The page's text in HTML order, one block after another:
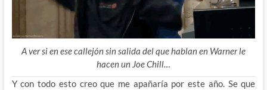
A ver si en ese callejón sin salida del que hablan en Warner le
hacen un Joe Chill…
Y con todo esto creo que me apañaría por este año. Se que